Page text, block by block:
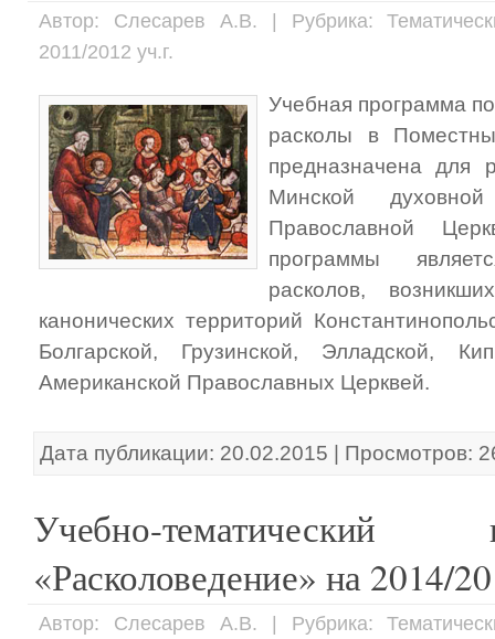
Автор: Слесарев А.В. | Рубрика:
2011/2012 уч.г.
Учебная программа
расколы в
предназначена для
Минской
Православной
программы
расколов,
канонических территорий
Болгарской, Грузинской, Элладской,
Американской Православных Церквей.
Дата публикации: 20.02.2015 | Просмотров:
Учебно-
«Расколоведение» на 2014/
Автор: Слесарев А.В. | Рубрика: